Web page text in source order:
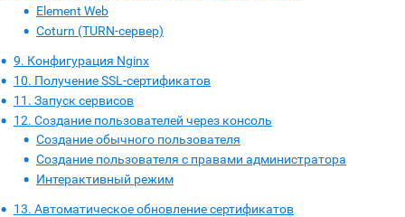
Element Web
Coturn (TURN-сервер)
9. Конфигурация Nginx
10. Получение SSL-сертификатов
11. Запуск сервисов
12. Создание пользователей через консоль
Создание обычного пользователя
Создание пользователя с правами администратора
Интерактивный режим
13. Автоматическое обновление сертификатов